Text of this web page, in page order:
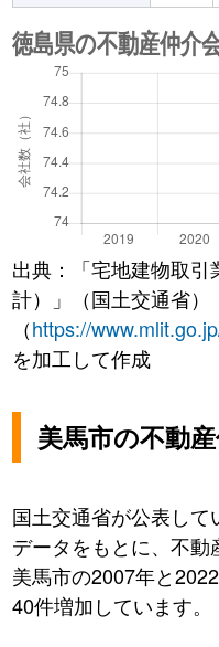
出典：「宅地建物取
計）」（国土交通省）
（https://
を加工して作成
美馬市の不動
国土交通省が公表し
データをもとに、不動
美馬市の2007年と
40件増加しています。